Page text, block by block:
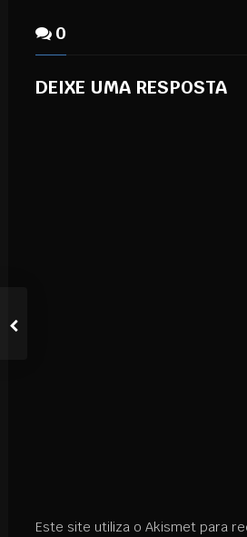
0
DEIXE UMA RESPOSTA
Este site utiliza o Akismet para